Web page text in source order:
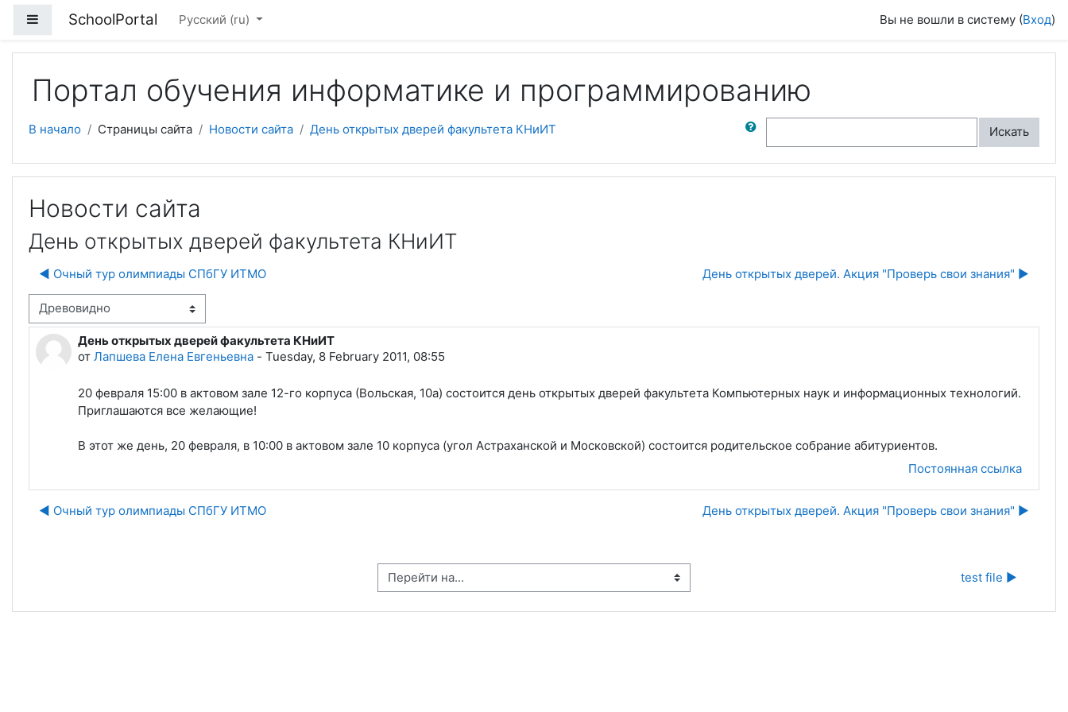
Боковая панель
SchoolPortal Русский ‎(ru)‎ Вы не вошли в систему (Вход)
Портал обучения информатике и программированию
В начало Страницы сайта Новости сайта День открытых дверей факультета КНиИТ
Поиск по форумам
Искать
Новости сайта
День открытых дверей факультета КНиИТ
◀︎ Очный тур олимпиады СПбГУ ИТМО День открытых дверей. Акция "Проверь свои знания" ▶︎
отображения
День открытых дверей факультета КНиИТ
от Лапшева Елена Евгеньевна - Tuesday, 8 February 2011, 08:55
Количество ответов: 0
20 февраля 15:00 в актовом зале 12-го корпуса (Вольская, 10а) состоится день открытых дверей факультета Компьютерных наук и информационных технологий.
Приглашаются все желающие!
В этот же день, 20 февраля, в 10:00 в актовом зале 10 корпуса (угол Астраханской и Московской) состоится родительское собрание абитуриентов.
Постоянная ссылка
◀︎ Очный тур олимпиады СПбГУ ИТМО День открытых дверей. Акция "Проверь свои знания" ▶︎
Перейти на... test file ▶︎